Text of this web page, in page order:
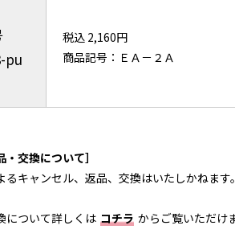
pu
税込 2,160円
商品記号：ＥＡ－２Ａ
・交換について］
るキャンセル、返品、交換はいたしかねま
について詳しくは コチラ からご覧いただけ